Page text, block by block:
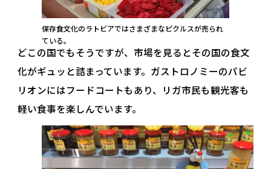
保存食文化のラトビアではさまざまなピクルスが売られ
ている。
どこの国でもそうですが、市場を見るとその国の食文
化がギュッと詰まっています。ガストロノミーのパビ
リオンにはフードコートもあり、リガ市民も観光客も
軽い食事を楽しんでいます。